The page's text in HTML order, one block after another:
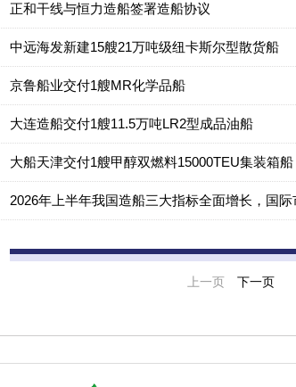
正和干线与恒力造船签署造船协议
中远海发新建15艘21万吨级纽卡斯尔型散货船
京鲁船业交付1艘MR化学品船
大连造船交付1艘11.5万吨LR2型成品油船
大船天津交付1艘甲醇双燃料15000TEU集装箱船
2026年上半年我国造船三大指标全面增长，国
上一页 下一页